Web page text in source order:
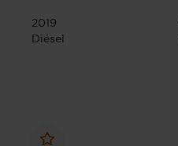
2019
Diésel